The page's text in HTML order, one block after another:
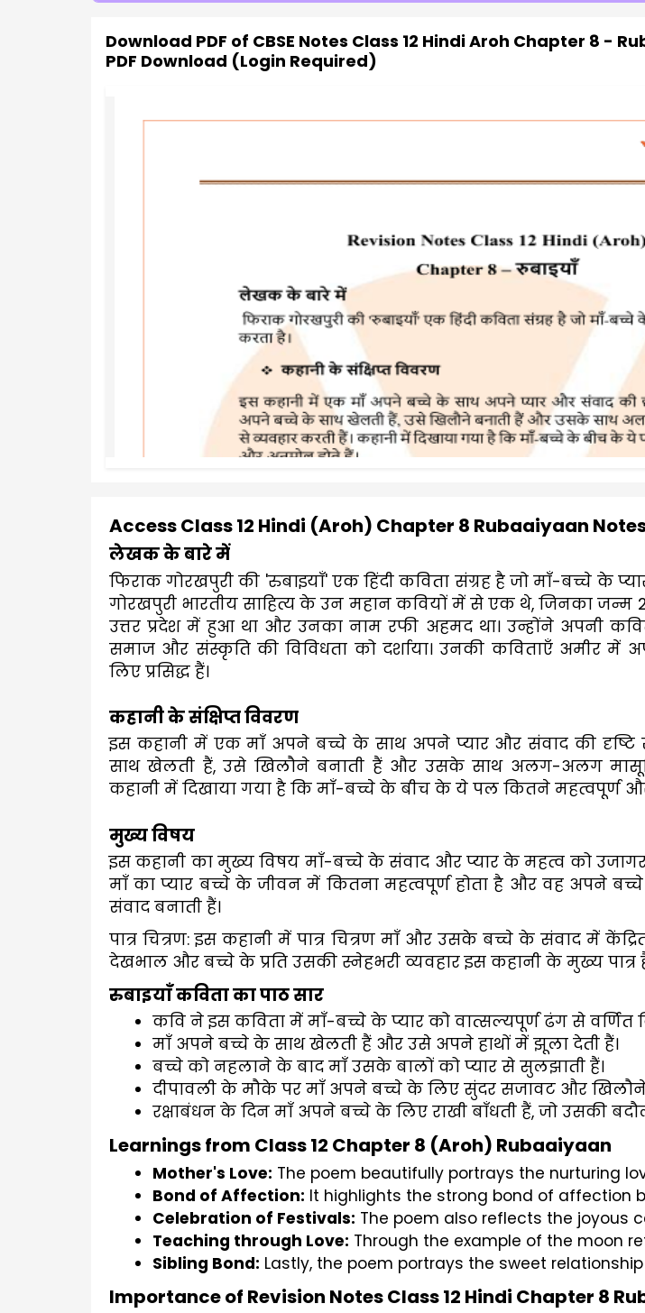
Download PDF of CBSE Notes Class 12 Hindi Aroh Chapter 8 -
PDF Download (Login Required)
Access Class 12 Hindi (Aroh) Chapter 8 Rubaaiyaan
लेखक के बारे में
फिराक गोरखपुरी की 'रुबाइयाँ' एक हिंदी कविता संग्रह है जो माँ-बच्चे के
गोरखपुरी भारतीय साहित्य के उन महान कवियों में से एक थे, जिनका जन्म
उत्तर प्रदेश में हुआ था और उनका नाम रफी अहमद था। उन्होंने अपनी
समाज और संस्कृति की विविधता को दर्शाया। उनकी कविताएँ अमीर में
लिए प्रसिद्ध हैं।
कहानी के संक्षिप्त विवरण
इस कहानी में एक माँ अपने बच्चे के साथ अपने प्यार और संवाद की
साथ खेलती हैं, उसे खिलौने बनाती हैं और उसके साथ अलग-अलग
कहानी में दिखाया गया है कि माँ-बच्चे के बीच के ये पल कितने महत्वपूर्ण
मुख्य विषय
इस कहानी का मुख्य विषय माँ-बच्चे के संवाद और प्यार के महत्व को उजागर
माँ का प्यार बच्चे के जीवन में कितना महत्वपूर्ण होता है और वह अपने
संवाद बनाती हैं।
पात्र चित्रण: इस कहानी में पात्र चित्रण माँ और उसके बच्चे के संवाद में
देखभाल और बच्चे के प्रति उसकी स्नेहभरी व्यवहार इस कहानी के मुख्य पात्र
रुबाइयाँ कविता का पाठ सार
कवि ने इस कविता में माँ-बच्चे के प्यार को वात्सल्यपूर्ण ढंग से वर्णित
माँ अपने बच्चे के साथ खेलती हैं और उसे अपने हाथों में झूला देती हैं।
बच्चे को नहलाने के बाद माँ उसके बालों को प्यार से सुलझाती हैं।
दीपावली के मौके पर माँ अपने बच्चे के लिए सुंदर सजावट और खिलौने
रक्षाबंधन के दिन माँ अपने बच्चे के लिए राखी बाँधती हैं, जो उसकी
Learnings from Class 12 Chapter 8 (Aroh) Rubaaiyaan
Mother's Love: The poem beautifully portrays the nurturing
Bond of Affection: It highlights the strong bond of affection
Celebration of Festivals: The poem also reflects the joyous
Teaching through Love: Through the example of the moon
Sibling Bond: Lastly, the poem portrays the sweet
Importance of Revision Notes Class 12 Hindi Chapter 8